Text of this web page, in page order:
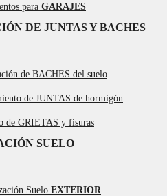
para GARAJES
DE JUNTAS Y BACHES
de BACHES del suelo
de JUNTAS de hormigón
de GRIETAS y fisuras
SUELO
Suelo EXTERIOR